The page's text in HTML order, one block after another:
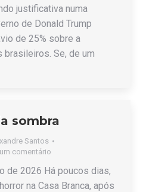
justificativa numa
de Donald Trump
de 25% sobre a
brasileiros. Se, de um
sombra
Santos
comentário
de 2026 Há poucos dias,
na Casa Branca, após